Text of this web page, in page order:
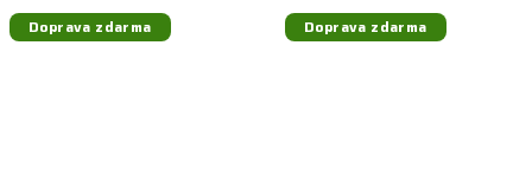
Doprava zdarma Doprava zdarma